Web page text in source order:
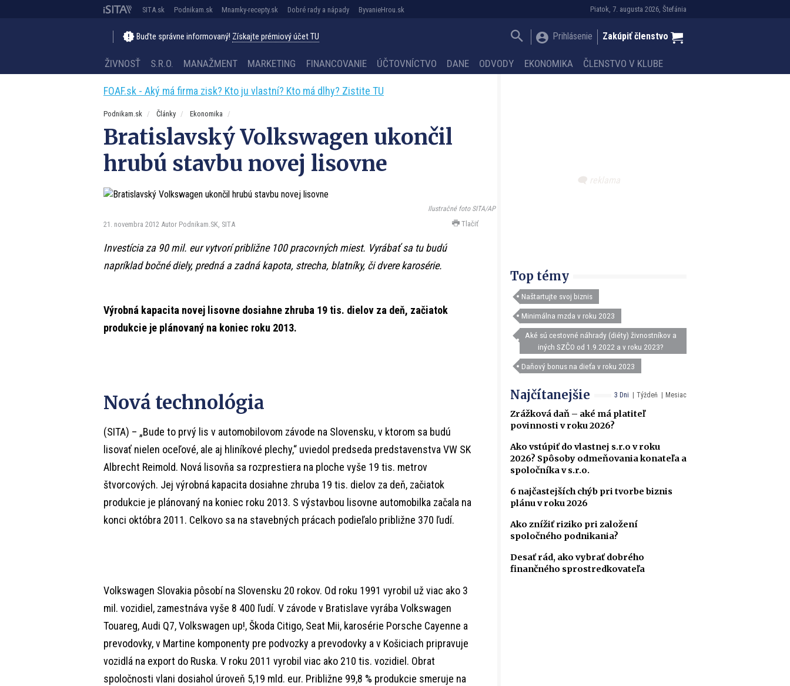
Piatok, 7. augusta 2026, Štefánia
SITA.sk Podnikam.sk Mnamky-recepty.sk Dobré rady a nápady ByvanieHrou.sk
Buďte správne informovaný! Získajte prémiový účet TU Prihlásenie Zakúpiť členstvo
ŽIVNOSŤ S.R.O. MANAŽMENT MARKETING FINANCOVANIE ÚČTOVNÍCTVO DANE ODVODY EKONOMIKA ČLENSTVO V KLUBE
FOAF.sk - Aký má firma zisk? Kto ju vlastní? Kto má dlhy? Zistite TU
Podnikam.sk Články Ekonomika
Bratislavský Volkswagen ukončil
hrubú stavbu novej lisovne
Ilustračné foto SITA/AP
21. novembra 2012 Autor Podnikam.SK, SITA Tlačiť
Investícia za 90 mil. eur vytvorí približne 100 pracovných miest. Vyrábať sa tu budú
napríklad bočné diely, predná a zadná kapota, strecha, blatníky, či dvere karosérie.
Výrobná kapacita novej lisovne dosiahne zhruba 19 tis. dielov za deň, začiatok
produkcie je plánovaný na koniec roku 2013.
Nová technológia
(SITA) – „Bude to prvý lis v automobilovom závode na Slovensku, v ktorom sa budú
lisovať nielen oceľové, ale aj hliníkové plechy,“ uviedol predseda predstavenstva VW SK
Albrecht Reimold. Nová lisovňa sa rozprestiera na ploche vyše 19 tis. metrov
štvorcových. Jej výrobná kapacita dosiahne zhruba 19 tis. dielov za deň, začiatok
produkcie je plánovaný na koniec roku 2013. S výstavbou lisovne automobilka začala na
konci októbra 2011. Celkovo sa na stavebných prácach podieľalo približne 370 ľudí.
Volkswagen Slovakia pôsobí na Slovensku 20 rokov. Od roku 1991 vyrobil už viac ako 3
mil. vozidiel, zamestnáva vyše 8 400 ľudí. V závode v Bratislave vyrába Volkswagen
Touareg, Audi Q7, Volkswagen up!, Škoda Citigo, Seat Mii, karosérie Porsche Cayenne a
prevodovky, v Martine komponenty pre podvozky a prevodovky a v Košiciach pripravuje
vozidlá na export do Ruska. V roku 2011 vyrobil viac ako 210 tis. vozidiel. Obrat
spoločnosti vlani dosiahol úroveň 5,19 mld. eur. Približne 99,8 % produkcie smeruje na
Top témy
Naštartujte svoj biznis
Minimálna mzda v roku 2023
Aké sú cestovné náhrady (diéty) živnostníkov a
iných SZČO od 1.9.2022 a v roku 2023?
Daňový bonus na dieťa v roku 2023
3 Dni Týždeň Mesiac
Najčítanejšie
Zrážková daň – aké má platiteľ
povinnosti v roku 2026?
Ako vstúpiť do vlastnej s.r.o v roku
2026? Spôsoby odmeňovania konateľa a
spoločníka v s.r.o.
6 najčastejších chýb pri tvorbe biznis
plánu v roku 2026
Ako znížiť riziko pri založení
spoločného podnikania?
Desať rád, ako vybrať dobrého
finančného sprostredkovateľa